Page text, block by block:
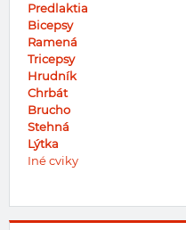
Predlaktia
Bicepsy
Ramená
Tricepsy
Hrudník
Chrbát
Brucho
Stehná
Lýtka
Iné cviky